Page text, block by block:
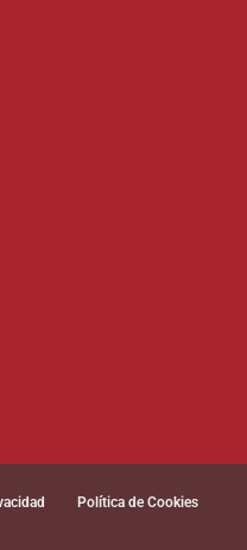
Política de Cookies